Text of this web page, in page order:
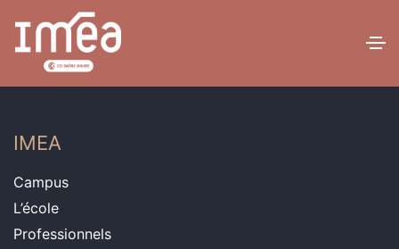
IMEA
Campus
L’école
Professionnels